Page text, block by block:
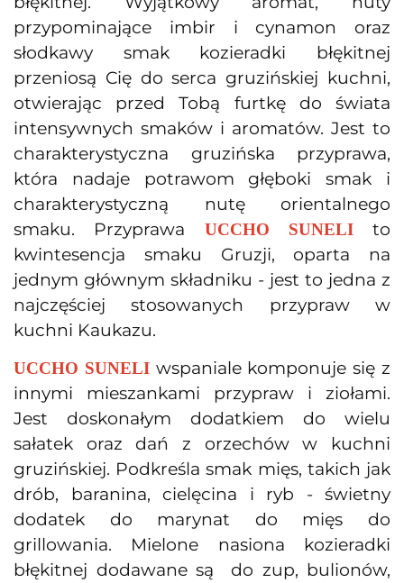
przypominające imbir i cynamon oraz
słodkawy smak kozieradki błękitnej
przeniosą Cię do serca gruzińskiej kuchni,
otwierając przed Tobą furtkę do świata
intensywnych smaków i aromatów. Jest to
charakterystyczna gruzińska przyprawa,
która nadaje potrawom głęboki smak i
charakterystyczną nutę orientalnego
smaku. Przyprawa UCCHO SUNELIto
kwintesencja smaku Gruzji, oparta na
jednym głównym składniku - jest to jedna z
najczęściej stosowanych przypraw w
kuchni Kaukazu.
UCCHO SUNELIwspaniale komponuje się z
innymi mieszankami przypraw i ziołami.
Jest doskonałym dodatkiem do wielu
sałatek oraz dań z orzechów w kuchni
gruzińskiej. Podkreśla smak mięs, takich jak
drób, baranina, cielęcina i ryb - świetny
dodatek do marynat do mięs do
grillowania. Mielone nasiona kozieradki
błękitnej dodawane są do zup, bulionów,